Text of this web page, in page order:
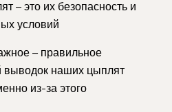
– это их безопасность и
условий
– правильное
наших цыплят
из-за этого